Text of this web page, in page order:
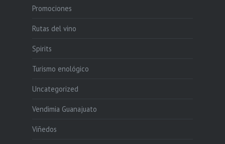
Promociones
Rutas del vino
Spirits
Turismo enológico
Uncategorized
Vendimia Guanajuato
Viñedos